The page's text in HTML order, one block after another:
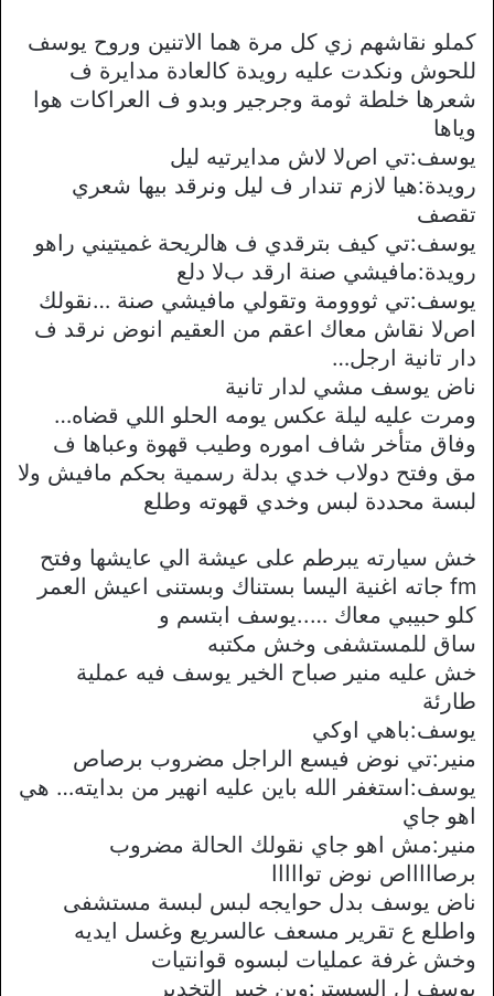
كملو نقاشهم زي كل مرة هما اﻻتنين وروح يوسف
للحوش ونكدت عليه رويدة كالعادة مدايرة ف
شعرها خلطة ثومة وجرجير وبدو ف العراكات هوا
وياها
يوسف:تي اصﻻ ﻻش مدايرتيه ليل
رويدة:هيا ﻻزم تندار ف ليل ونرقد بيها شعري
تقصف
يوسف:تي كيف بترقدي ف هالريحة غميتيني راهو
رويدة:مافيشي صنة ارقد بﻻ دلع
يوسف:تي ثووومة وتقولي مافيشي صنة …نقولك
اصﻻ نقاش معاك اعقم من العقيم انوض نرقد ف
دار تانية ارجل…
ناض يوسف مشي لدار تانية
ومرت عليه ليلة عكس يومه الحلو اللي قضاه…
وفاق متأخر شاف اموره وطيب قهوة وعباها ف
مق وفتح دوﻻب خدي بدلة رسمية بحكم مافيش وﻻ
لبسة محددة لبس وخدي قهوته وطلع
خش سيارته يبرطم على عيشة الي عايشها وفتح
fm جاته اغنية اليسا بستناك وبستنى اعيش العمر
كلو حبيبي معاك …..يوسف ابتسم و
ساق للمستشفى وخش مكتبه
خش عليه منير صباح الخير يوسف فيه عملية
طارئة
يوسف:باهي اوكي
منير:تي نوض فيسع الراجل مضروب برصاص
يوسف:استغفر الله باين عليه انهير من بدايته… هي
اهو جاي
منير:مش اهو جاي نقولك الحالة مضروب
برصاااااص نوض توااااا
ناض يوسف بدل حوايجه لبس لبسة مستشفى
واطلع ع تقرير مسعف عالسريع وغسل ايديه
وخش غرفة عمليات لبسوه قوانتيات
يوسف ل السستر:وين خبير التخدير